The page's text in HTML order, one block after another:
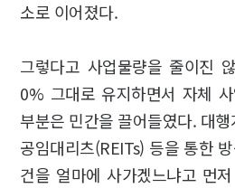
소로 이어졌다.
그렇다고 사업물량을 줄이진
0% 그대로 유지하면서 자체
부분은 민간을 끌어들였다. 대
공임대리츠(REITs) 등을 통한
건을 얼마에 사가겠느냐고 먼